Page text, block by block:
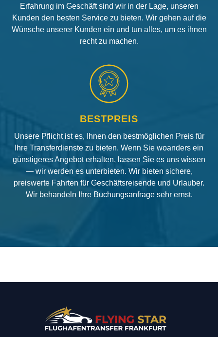
Erfahrung im Geschäft sind wir in der Lage, unseren
Kunden den besten Service zu bieten. Wir gehen auf die
Wünsche unserer Kunden ein und tun alles, um es ihnen
recht zu machen.
BESTPREIS
Unsere Pflicht ist es, Ihnen den bestmöglichen Preis für
Ihre Transferdienste zu bieten. Wenn Sie woanders ein
günstigeres Angebot erhalten, lassen Sie es uns wissen
— wir werden es unterbieten. Wir bieten sichere,
preiswerte Fahrten für Geschäftsreisende und Urlauber.
Wir behandeln Ihre Buchungsanfrage sehr ernst.